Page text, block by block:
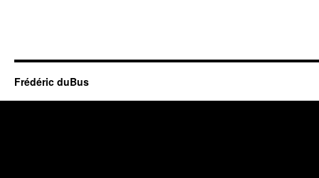
Frédéric duBus